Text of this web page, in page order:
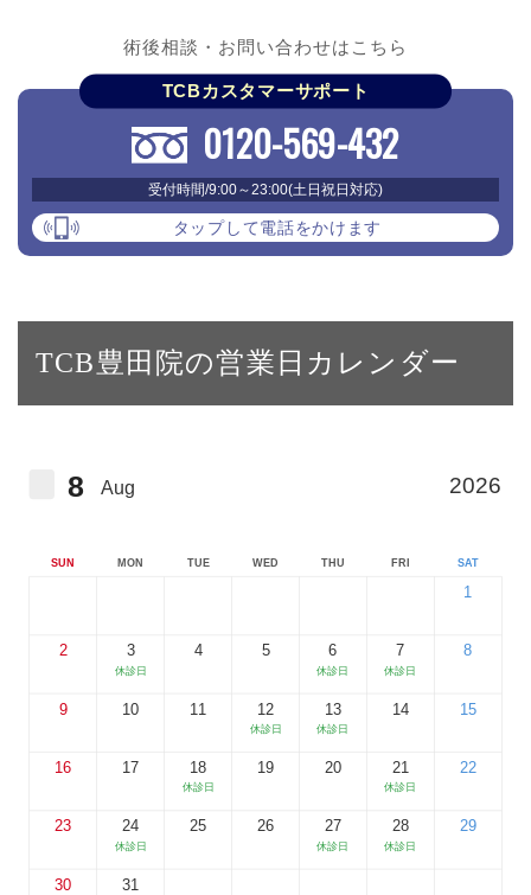
術後相談・お問い合わせはこちら
TCBカスタマーサポート
0120-569-432
受付時間/9:00～23:00(土日祝日対応)
タップして電話をかけます
TCB豊田院の営業日カレンダー